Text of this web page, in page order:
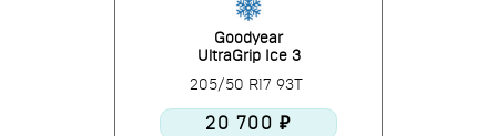
Goodyear
UltraGrip Ice 3
205/50 R17 93T
20 700 ₽